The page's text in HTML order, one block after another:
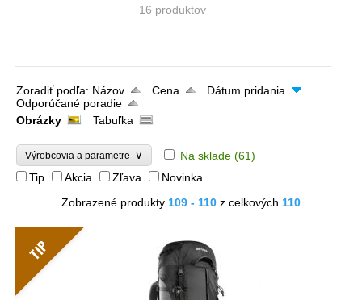
16 produktov
Zoradiť podľa: Názov Cena
Dátum pridania
Odporúčané poradie
Obrázky
Tabuľka
Výrobcovia a parametre ∨ Na sklade (61)
Tip
Akcia Zľava
Novinka
Zobrazené produkty 109 - 110 z celkových 110
TIP